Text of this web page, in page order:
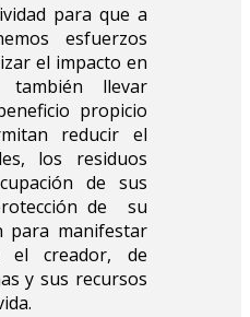
para que a
esfuerzos
el impacto en
llevar
propicio
reducir el
los residuos
de sus
de su
para manifestar
el creador, de
y sus recursos